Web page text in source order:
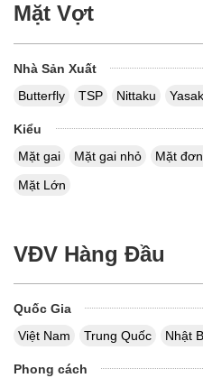
Mặt Vợt
Nhà Sản Xuất
Butterfly
TSP Nittaku
Kiểu
Mặt gai
Mặt gai nhỏ
Mặt
Mặt Lớn
VĐV Hàng Đầu
Quốc Gia
Việt Nam
Trung Quốc Nhật
Phong cách